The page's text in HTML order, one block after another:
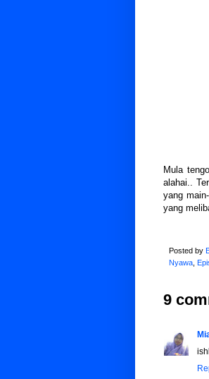
Mula
alahai..
yang
yang
Posted by
Nyawa
9